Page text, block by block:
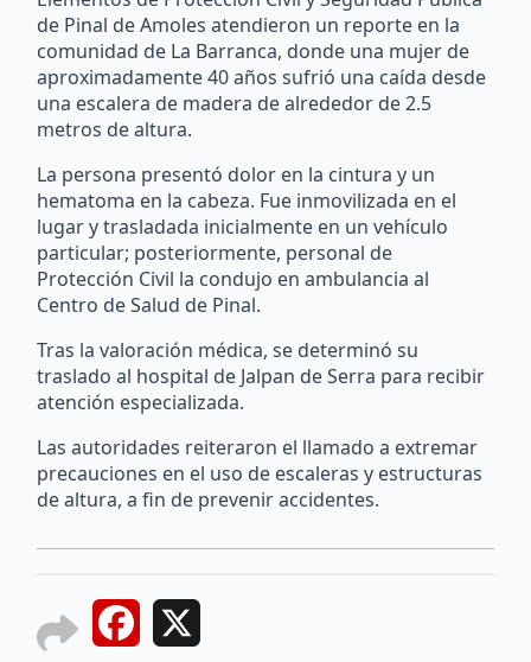
de Pinal de Amoles atendieron un reporte en la
comunidad de La Barranca, donde una mujer de
aproximadamente 40 años sufrió una caída desde
una escalera de madera de alrededor de 2.5
metros de altura.
La persona presentó dolor en la cintura y un
hematoma en la cabeza. Fue inmovilizada en el
lugar y trasladada inicialmente en un vehículo
particular; posteriormente, personal de
Protección Civil la condujo en ambulancia al
Centro de Salud de Pinal.
Tras la valoración médica, se determinó su
traslado al hospital de Jalpan de Serra para recibir
atención especializada.
Las autoridades reiteraron el llamado a extremar
precauciones en el uso de escaleras y estructuras
de altura, a fin de prevenir accidentes.
Facebook